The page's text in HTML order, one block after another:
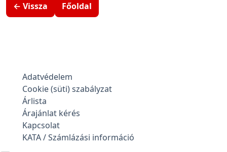
← Vissza Főoldal
Adatvédelem
Cookie (süti) szabályzat
Árlista
Árajánlat kérés
Kapcsolat
KATA / Számlázási információ